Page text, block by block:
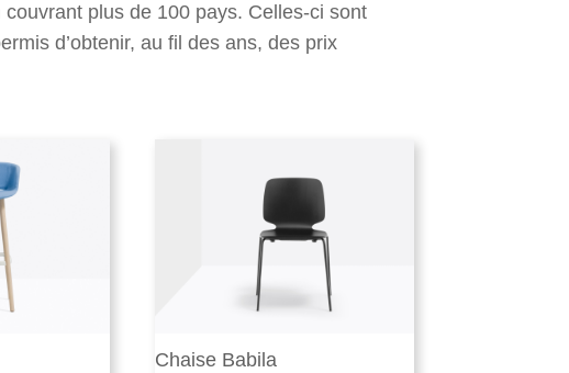
plus de 100 pays. Celles-ci sont
d’obtenir, au fil des ans, des prix
Chaise Babila